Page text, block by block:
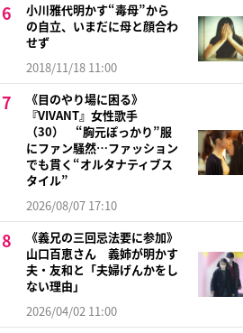
小川雅代明かす“毒母”から
の自立、いまだに母と顔合わ
せず
2018/11/18 11:00
《目のやり場に困る》
『VIVANT』女性歌手
（30） “胸元ぽっかり”服
にファン騒然…ファッション
でも貫く“オルタナティブス
タイル”
2026/08/07 17:10
《義兄の三回忌法要に参加》
山口百恵さん 義姉が明かす
夫・友和と「夫婦げんかをし
ない理由」
2026/04/02 11:00